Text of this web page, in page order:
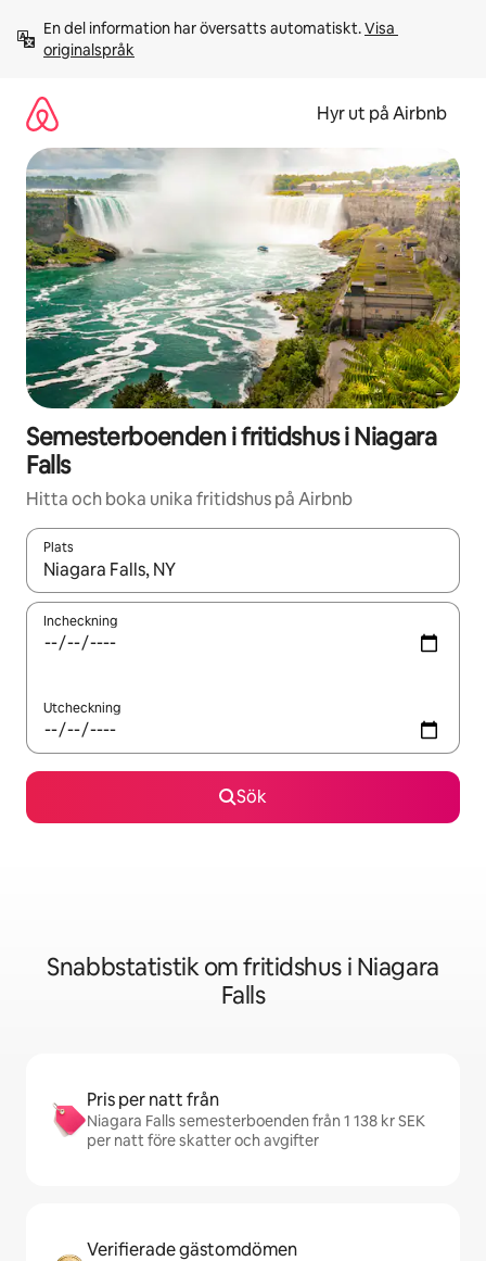
innehåll
En del information har översatts automatiskt. Visa
originalspråk
Hyr ut på Airbnb
Semesterboenden i fritidshus i Niagara
Falls
Hitta och boka unika fritidshus på Airbnb
Plats
När resultaten är tillgängliga kan du navigera med upp- och
Incheckning
Utcheckning
Sök
Snabbstatistik om fritidshus i Niagara
Falls
Pris per natt från
Niagara Falls semesterboenden från 1 138 kr SEK
per natt före skatter och avgifter
Verifierade gästomdömen